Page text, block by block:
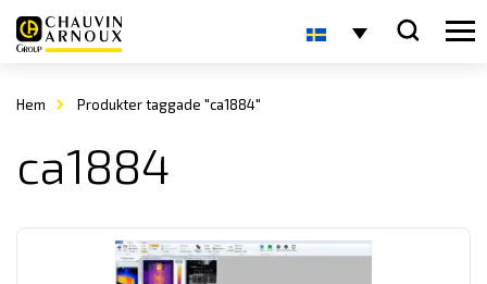
Hem Produkter taggade "ca1884"
ca1884